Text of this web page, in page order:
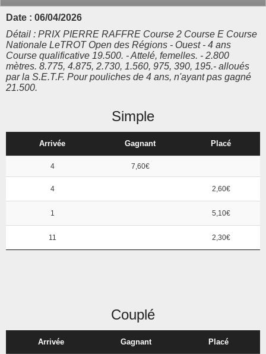
Date : 06/04/2026
Détail : PRIX PIERRE RAFFRE Course 2 Course E Course
Nationale LeTROT Open des Régions - Ouest - 4 ans
Course qualificative 19.500. - Attelé, femelles. - 2.800
mètres. 8.775, 4.875, 2.730, 1.560, 975, 390, 195.- alloués
par la S.E.T.F. Pour pouliches de 4 ans, n'ayant pas gagné
21.500.
Simple
Arrivée Gagnant Placé
4 7,60€
4 2,60€
1 5,10€
11 2,30€
Couplé
Arrivée Gagnant Placé